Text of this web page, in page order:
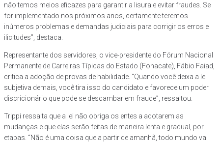
não temos meios eficazes para garantir a lisura e evitar fraudes. Se
for implementado nos próximos anos, certamente teremos
inúmeros problemas e demandas judiciais para corrigir os erros e
ilicitudes”, destaca.
Representante dos servidores, o vice-presidente do Fórum Nacional
Permanente de Carreiras Típicas do Estado (Fonacate), Fábio Faiad,
critica a adoção de provas de habilidade. “Quando você deixa a lei
subjetiva demais, você tira isso do candidato e favorece um poder
discricionário que pode se descambar em fraude”, ressaltou.
Trippi ressalta que a lei não obriga os entes a adotarem as
mudanças e que elas serão feitas de maneira lenta e gradual, por
etapas. “Não é uma coisa que a partir de amanhã, todo mundo vai